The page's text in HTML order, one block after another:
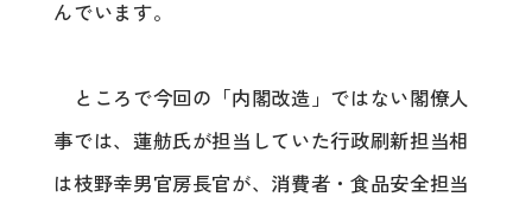
んでいます。
ところで今回の「内閣改造」ではない閣僚人
事では、蓮舫氏が担当していた行政刷新担当相
は枝野幸男官房長官が、消費者・食品安全担当